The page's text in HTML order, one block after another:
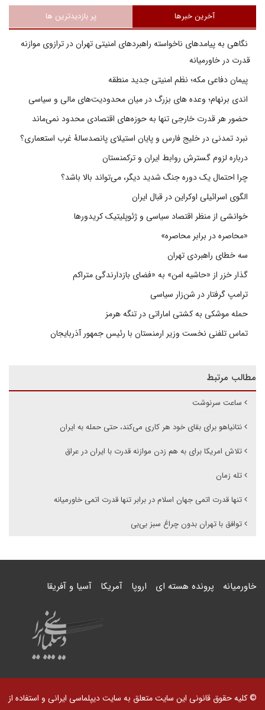
آخرین خبرها پر بازدیدترین ها
نگاهی به پیامدهای ناخواسته راهبردهای امنیتی تهران در ترازوی موازنه
قدرت در خاورمیانه
پیمان دفاعی مکه؛ نظم امنیتی جدید منطقه
اندی برنهام؛ وعده های بزرگ در میان محدودیت‌های مالی و سیاسی
حضور هر قدرت خارجی تنها به حوزه‌های اقتصادی محدود نمی‌ماند
نبرد تمدنی در خلیج فارس و پایان استیلای پانصدسالۀ غرب استعماری؟
درباره لزوم گسترش روابط ایران و ترکمنستان
چرا احتمال یک دوره جنگ شدید دیگر، می‌تواند بالا باشد؟
الگوی اسرائیلی اوکراین در قبال ایران
خوانشی از منظر اقتصاد سیاسی و ژئوپلیتیک کریدورها
«محاصره در برابر محاصره»
سه خطای راهبردی تهران
گذار خزر از «حاشیه امن» به «فضای بازدارندگی متراکم
ترامپ گرفتار در شن‌زار سیاسی
حمله موشکی به کشتی اماراتی در تنگه هرمز
تماس تلفنی نخست وزیر ارمنستان با رئیس جمهور آذربایجان
مطالب مرتبط
ساعت سرنوشت
نتانیاهو برای بقای خود هر کاری می‌کند، حتی حمله به ایران
تلاش امریکا برای به هم زدن موازنه قدرت با ایران در عراق
تله زمان
تنها قدرت اتمی جهان اسلام در برابر تنها قدرت اتمی خاورمیانه
توافق با تهران بدون چراغ سبز بی‌بی
خاورمیانه پرونده هسته ای اروپا آمریکا آسیا و آفریقا
© کلیه حقوق قانونی این سایت متعلق به سایت دیپلماسی ایرانی و استفاده از